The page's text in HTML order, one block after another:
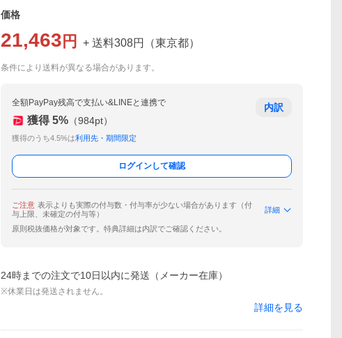
価格
21,463 円 + 送料308円 （東京都）
条件により送料が異なる場合があります。
全額PayPay残高で支払い&LINEと連携で
獲得 5% （984pt）
獲得のうち4.5%は利用先・期間限定
内訳
ログインして確認
ご注意 表示よりも実際の付与数・付与率が少ない場合があります（付
与上限、未確定の付与等）
詳細
原則税抜価格が対象です。特典詳細は内訳でご確認ください。
24時までの注文で10日以内に発送（メーカー在庫）
※休業日は発送されません。
詳細を見る